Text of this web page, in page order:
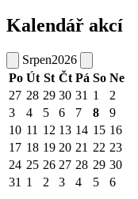
Kalendář akcí
Srpen2026
Po Út St Čt Pá So Ne
27 28 29 30 31 1
2
3
4 5 6 7 8
9
10 11 12 13 14 15 16
17 18 19 20 21 22 23
24 25 26 27 28 29 30
31 1 2 3 4 5 6